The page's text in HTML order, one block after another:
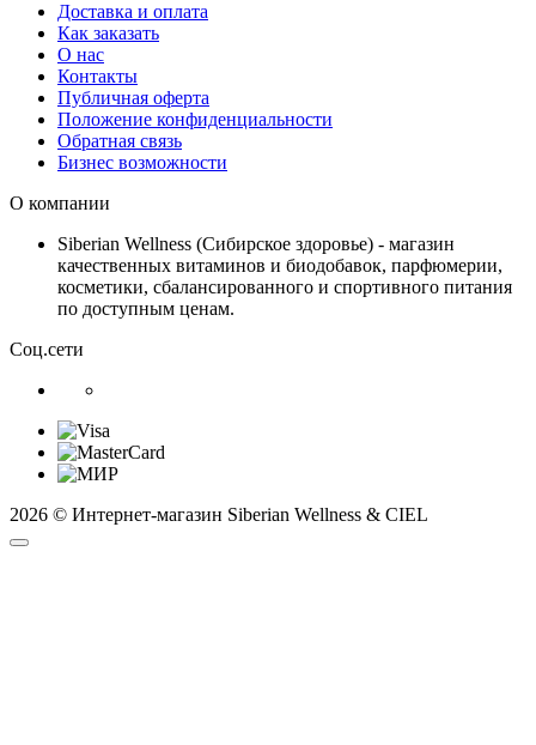
Доставка и оплата
Как заказать
О нас
Контакты
Публичная оферта
Положение конфиденциальности
Обратная связь
Бизнес возможности
О компании
Siberian Wellness (Сибирское здоровье) - магазин
качественных витаминов и биодобавок, парфюмерии,
косметики, сбалансированного и спортивного питания
по доступным ценам.
Соц.сети
2026 © Интернет-магазин Siberian Wellness & CIEL